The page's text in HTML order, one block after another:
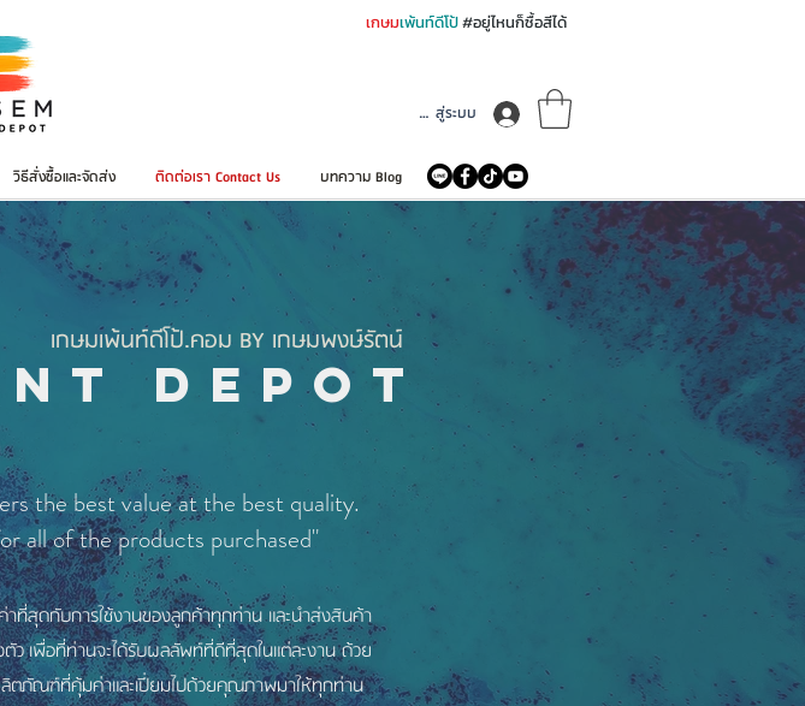
เกษมเพ้นท์ดีโป้#อยู่ไหนก็ซื้อสีได้
เข้าสู่ระบบ
วิธีสั่งซื้อและจัดส่ง ติดต่อเรา Contact Us บทความ Blog
เกษมเพ้นท์ดีโป้.คอม BY เกษมพงษ์รัตน์
DEPOT
the best value at the best quality.
all of the products purchased"
ที่สุดกับการใช้งานของลูกค้าทุกท่าน และนำส่งสินค้า
ว เพื่อที่ท่านจะได้รับผลลัพท์ที่ดีที่สุดในแต่ละงาน ด้วย
ตภัณฑ์ที่คุ้มค่าและเปี่ยมไปด้วยคุณภาพมาให้ทุกท่าน